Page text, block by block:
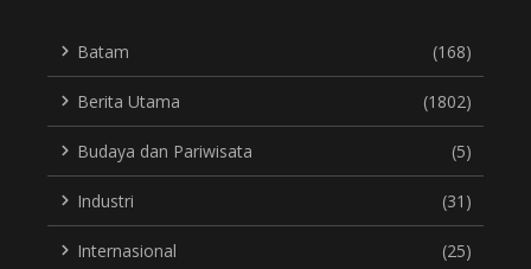
Batam (168)
Berita Utama (1802)
Budaya dan Pariwisata (5)
Industri (31)
Internasional (25)